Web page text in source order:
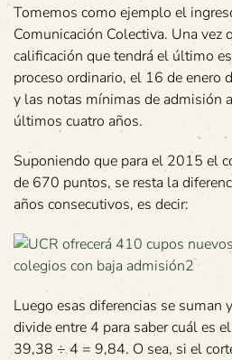
Tomemos como ejemplo el
Comunicación Colectiva. Una vez
calificación que tendrá el último
proceso ordinario, el 16 de enero
y las notas mínimas de admisión
últimos cuatro años.
Suponiendo que para el 2015 el
de 670 puntos, se resta la
años consecutivos, es decir:
Luego esas diferencias se suman
divide entre 4 para saber cuál es
39,38 ÷ 4 = 9,84. O sea, si el